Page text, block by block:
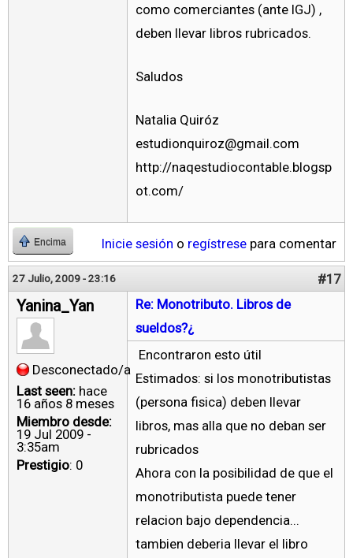
como comerciantes (ante IGJ) ,
deben llevar libros rubricados.
Saludos
Natalia Quiróz
estudionquiroz@gmail.com
http://naqestudiocontable.blogsp
ot.com/
Encima Inicie sesión o regístrese para comentar
27 Julio, 2009 - 23:16 #17
Yanina_Yan
Desconectado/a
Last seen: hace
16 años 8 meses
Miembro desde:
19 Jul 2009 -
3:35am
Prestigio: 0
Re: Monotributo. Libros de
sueldos?¿
Encontraron esto útil
Estimados: si los monotributistas
(persona fisica) deben llevar
libros, mas alla que no deban ser
rubricados
Ahora con la posibilidad de que el
monotributista puede tener
relacion bajo dependencia...
tambien deberia llevar el libro